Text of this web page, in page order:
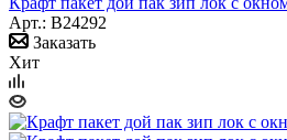
Арт.: B24292
Заказать
Хит